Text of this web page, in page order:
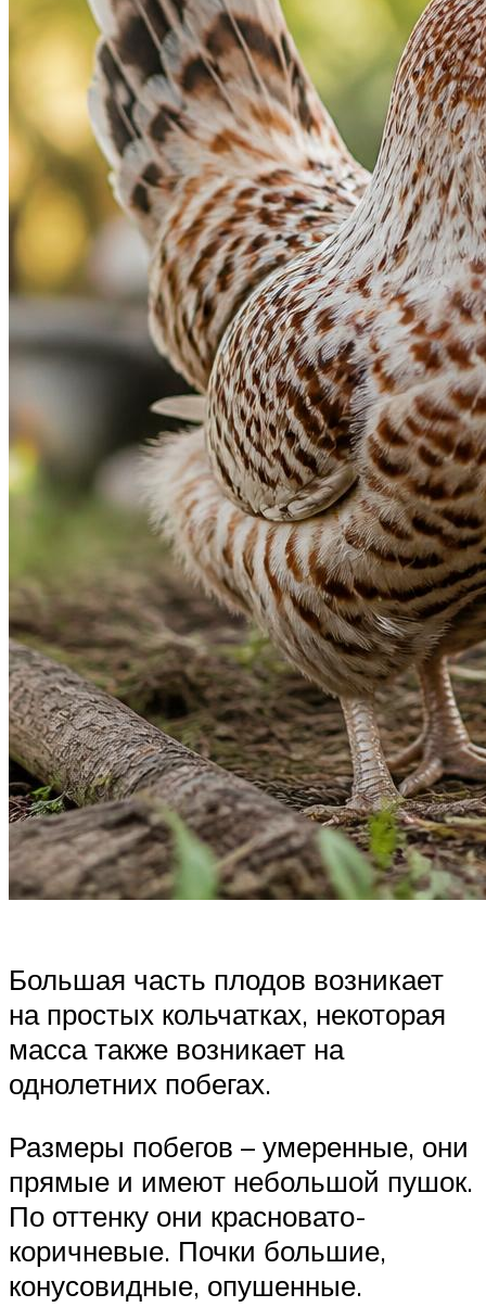
Большая часть плодов возникает
на простых кольчатках, некоторая
масса также возникает на
однолетних побегах.
Размеры побегов – умеренные, они
прямые и имеют небольшой пушок.
По оттенку они красновато-
коричневые. Почки большие,
конусовидные, опушенные.